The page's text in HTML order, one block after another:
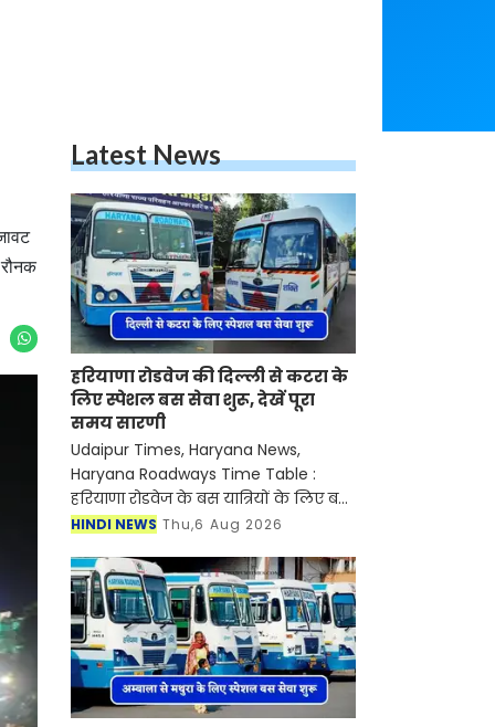
Latest News
हरियाणा रोडवेज की दिल्ली से कटरा के
लिए स्पेशल बस सेवा शुरू, देखें पूरा
समय सारणी
Udaipur Times, Haryana News,
Haryana Roadways Time Table :
हरियाणा रोडवेज के बस यात्रियों के लिए बड़ी
खुशखबरी आई है। रोडवेज की दिल्ली से कटरा
नया टाइम टेबल जारी
HINDI NEWS Thu,6 Aug 2026